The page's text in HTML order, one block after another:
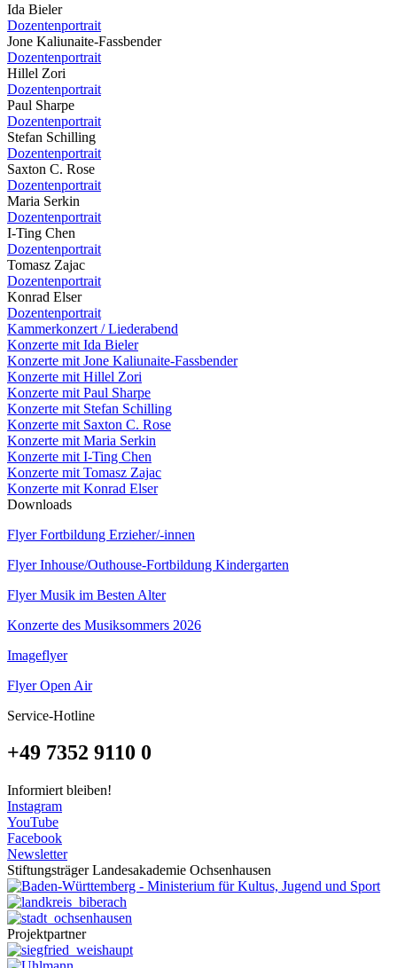
Ida Bieler
Dozentenportrait
Jone Kaliunaite-Fassbender
Dozentenportrait
Hillel Zori
Dozentenportrait
Paul Sharpe
Dozentenportrait
Stefan Schilling
Dozentenportrait
Saxton C. Rose
Dozentenportrait
Maria Serkin
Dozentenportrait
I-Ting Chen
Dozentenportrait
Tomasz Zajac
Dozentenportrait
Konrad Elser
Dozentenportrait
Kammerkonzert / Liederabend
Konzerte mit Ida Bieler
Konzerte mit Jone Kaliunaite-Fassbender
Konzerte mit Hillel Zori
Konzerte mit Paul Sharpe
Konzerte mit Stefan Schilling
Konzerte mit Saxton C. Rose
Konzerte mit Maria Serkin
Konzerte mit I-Ting Chen
Konzerte mit Tomasz Zajac
Konzerte mit Konrad Elser
Downloads
Flyer Fortbildung Erzieher/-innen
Flyer Inhouse/Outhouse-Fortbildung Kindergarten
Flyer Musik im Besten Alter
Konzerte des Musiksommers 2026
Imageflyer
Flyer Open Air
Service-Hotline
+49 7352 9110 0
Informiert bleiben!
Instagram
YouTube
Facebook
Newsletter
Stiftungsträger Landesakademie Ochsenhausen
Projektpartner